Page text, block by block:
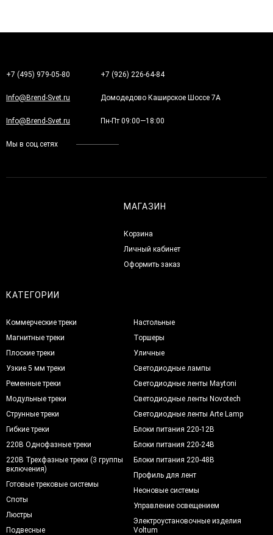
+7 (495) 979-05-80 +7 (926) 226-64-84
Info@Brend-Svet.ru Домодедово Каширское Шоссе 7А
Info@Brend-Svet.ru Пн-Пт 09:00—18:00
Мы в соц.сетях
МАГАЗИН
Корзина
Личный кабинет
Оформить заказ
КАТЕГОРИИ
Коммерческие треки
Магнитные треки
Плоские треки
Узкие 5 мм треки
Ременные треки
Модульные треки
Струнные треки
Гибкие треки
220В Однофазные треки
220В Трехфазные треки (3 группы
включения)
Готовые трековые системы
Споты
Люстры
Подвесные
Настольные
Торшеры
Уличные
Светодиодные лампы
Светодиодные ленты Maytoni
Светодиодные ленты Novotech
Светодиодные ленты Arte Lamp
Блоки питания 220-12В
Блоки питания 220-24В
Блоки питания 220-48В
Профиль для лент
Неоновые системы
Управление освещением
Электроустановочные изделия
Voltum